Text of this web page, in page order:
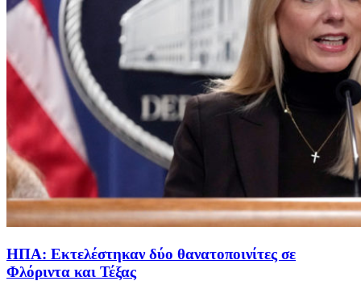
ΗΠΑ: Εκτελέστηκαν δύο θανατοποινίτες σε
Φλόριντα και Τέξας